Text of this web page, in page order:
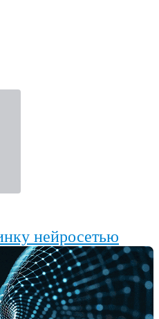
нейросетью